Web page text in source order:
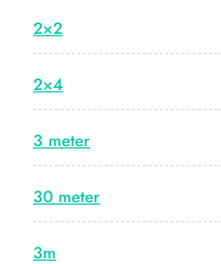
2×2
2×4
3 meter
30 meter
3m